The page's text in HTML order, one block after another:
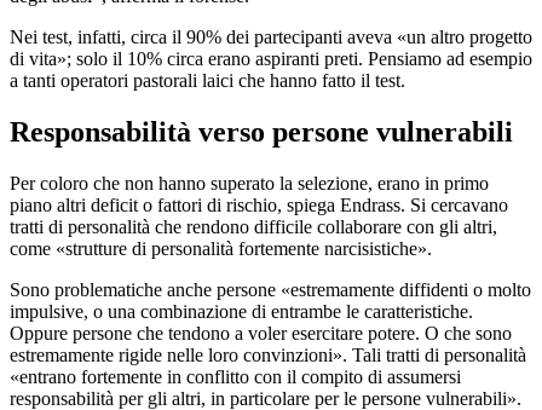
Nei test, infatti, circa il 90% dei partecipanti aveva «un altro progetto
di vita»; solo il 10% circa erano aspiranti preti. Pensiamo ad esempio
a tanti operatori pastorali laici che hanno fatto il test.
Responsabilità verso persone vulnerabili
Per coloro che non hanno superato la selezione, erano in primo
piano altri deficit o fattori di rischio, spiega Endrass. Si cercavano
tratti di personalità che rendono difficile collaborare con gli altri,
come «strutture di personalità fortemente narcisistiche».
Sono problematiche anche persone «estremamente diffidenti o molto
impulsive, o una combinazione di entrambe le caratteristiche.
Oppure persone che tendono a voler esercitare potere. O che sono
estremamente rigide nelle loro convinzioni». Tali tratti di personalità
«entrano fortemente in conflitto con il compito di assumersi
responsabilità per gli altri, in particolare per le persone vulnerabili».